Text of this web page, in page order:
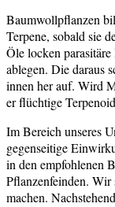
Baumwollpflanzen
Terpene, sobald sie
Öle locken
ablegen. Die daraus
innen her auf. Wird
er flüchtige
Im Bereich unseres
gegenseitige
in den empfohlenen
Pflanzenfeinden. Wir
machen.